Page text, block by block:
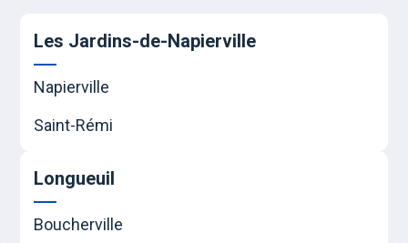
Les Jardins-de-Napierville
Napierville
Saint-Rémi
Longueuil
Boucherville